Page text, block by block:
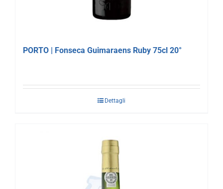
PORTO | Fonseca Guimaraens Ruby 75cl 20°
Dettagli